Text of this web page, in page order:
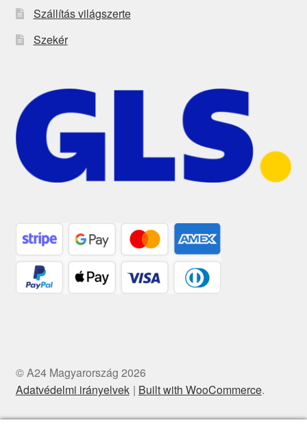
Szállítás világszerte
Szekér
© A24 Magyarország 2026
Adatvédelmi irányelvek
Built with WooCommerce.